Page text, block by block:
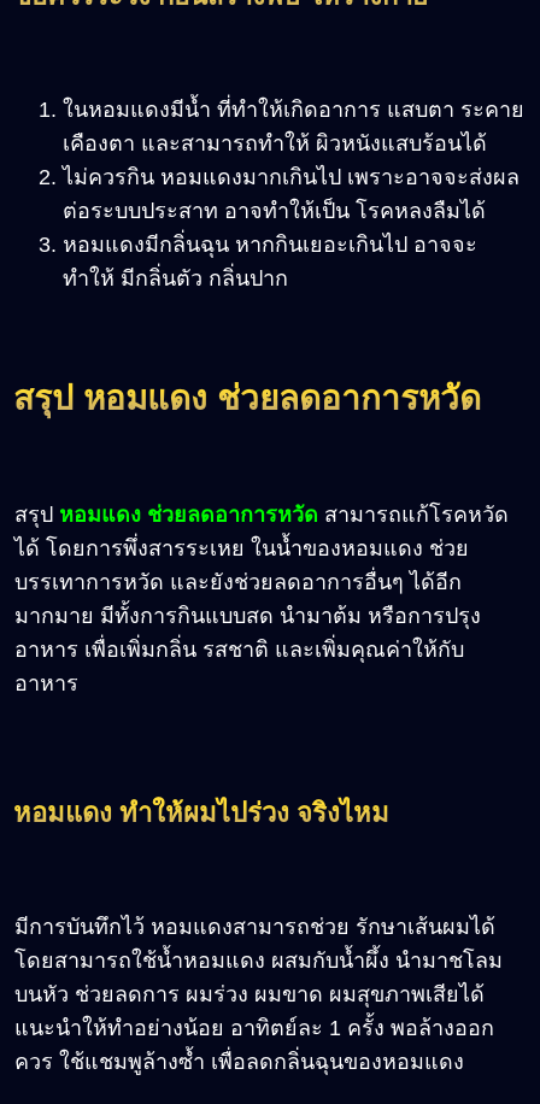
ในหอมแดงมีน้ำ ที่ทำให้เกิดอาการ แสบตา ระคาย
เคืองตา และสามารถทำให้ ผิวหนังแสบร้อนได้
ไม่ควรกิน หอมแดงมากเกินไป เพราะอาจจะส่งผล
ต่อระบบประสาท อาจทำให้เป็น โรคหลงลืมได้
หอมแดงมีกลิ่นฉุน หากกินเยอะเกินไป อาจจะ
ทำให้ มีกลิ่นตัว กลิ่นปาก
สรุป หอมแดง ช่วยลดอาการหวัด
สรุป หอมแดง ช่วยลดอาการหวัด สามารถแก้โรคหวัด
ได้ โดยการพึ่งสารระเหย ในน้ำของหอมแดง ช่วย
บรรเทาการหวัด และยังช่วยลดอาการอื่นๆ ได้อีก
มากมาย มีทั้งการกินแบบสด นำมาต้ม หรือการปรุง
อาหาร เพื่อเพิ่มกลิ่น รสชาติ และเพิ่มคุณค่าให้กับ
อาหาร
หอมแดง ทำให้ผมไปร่วง จริงไหม
มีการบันทึกไว้ หอมแดงสามารถช่วย รักษาเส้นผมได้
โดยสามารถใช้น้ำหอมแดง ผสมกับน้ำผึ้ง นำมาชโลม
บนหัว ช่วยลดการ ผมร่วง ผมขาด ผมสุขภาพเสียได้
แนะนำให้ทำอย่างน้อย อาทิตย์ละ 1 ครั้ง พอล้างออก
ควร ใช้แชมพูล้างซ้ำ เพื่อลดกลิ่นฉุนของหอมแดง